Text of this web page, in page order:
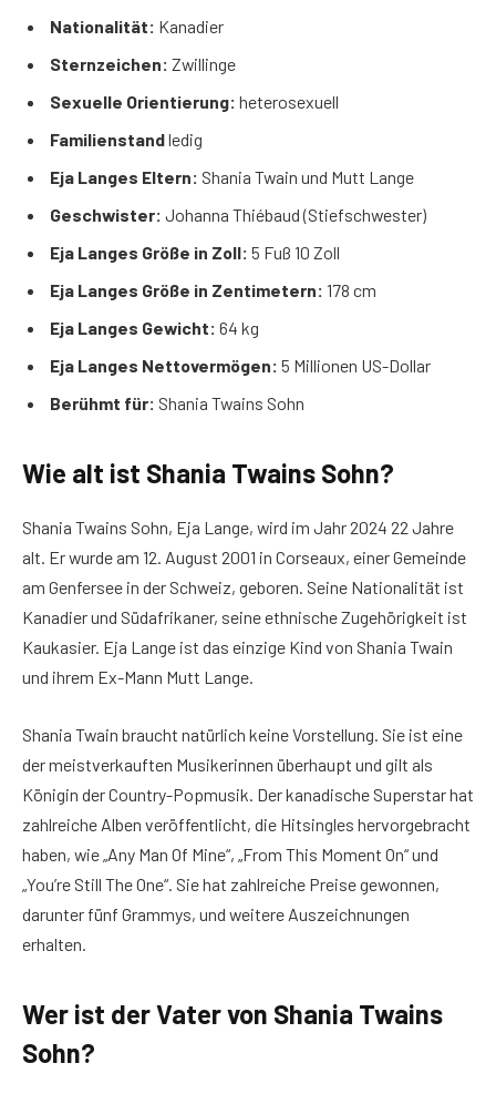
Nationalität: Kanadier
Sternzeichen: Zwillinge
Sexuelle Orientierung: heterosexuell
Familienstandledig
Eja Langes Eltern: Shania Twain und Mutt Lange
Geschwister: Johanna Thiébaud (Stiefschwester)
Eja Langes Größe in Zoll: 5 Fuß 10 Zoll
Eja Langes Größe in Zentimetern: 178 cm
Eja Langes Gewicht: 64 kg
Eja Langes Nettovermögen: 5 Millionen US-Dollar
Berühmt für: Shania Twains Sohn
Wie alt ist Shania Twains Sohn?
Shania Twains Sohn, Eja Lange, wird im Jahr 2024 22 Jahre
alt. Er wurde am 12. August 2001 in Corseaux, einer Gemeinde
am Genfersee in der Schweiz, geboren. Seine Nationalität ist
Kanadier und Südafrikaner, seine ethnische Zugehörigkeit ist
Kaukasier. Eja Lange ist das einzige Kind von Shania Twain
und ihrem Ex-Mann Mutt Lange.
Shania Twain braucht natürlich keine Vorstellung. Sie ist eine
der meistverkauften Musikerinnen überhaupt und gilt als
Königin der Country-Popmusik. Der kanadische Superstar hat
zahlreiche Alben veröffentlicht, die Hitsingles hervorgebracht
haben, wie „Any Man Of Mine“, „From This Moment On“ und
„You’re Still The One“. Sie hat zahlreiche Preise gewonnen,
darunter fünf Grammys, und weitere Auszeichnungen
erhalten.
Wer ist der Vater von Shania Twains
Sohn?